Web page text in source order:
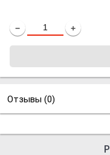
− +
Отзывы (0)